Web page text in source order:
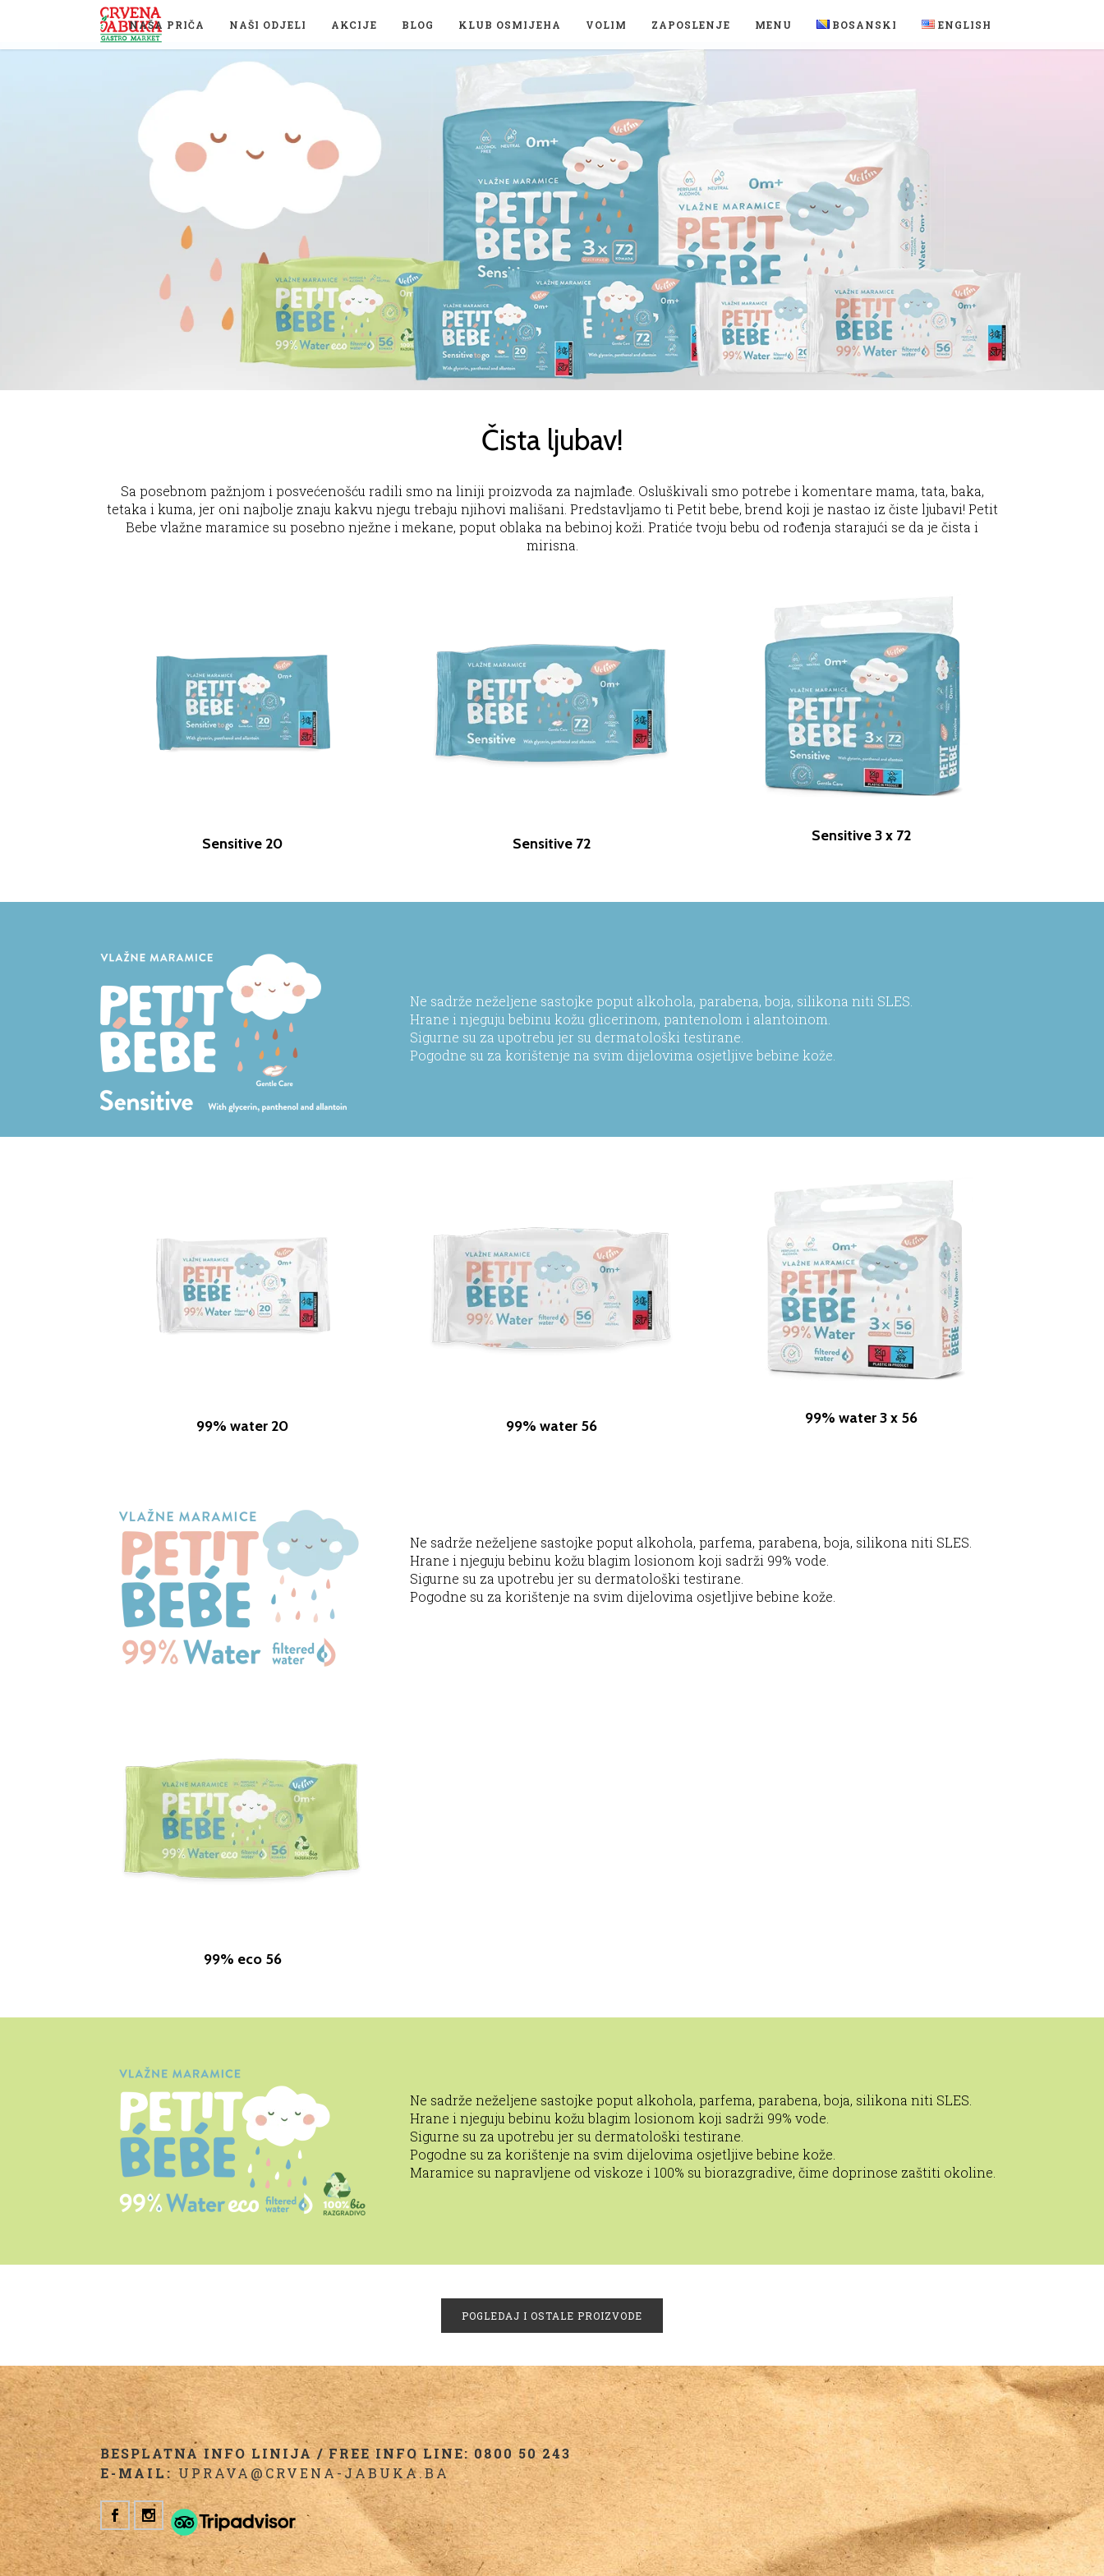
NAŠA PRIČA NAŠI ODJELI AKCIJE BLOG KLUB OSMIJEHA VOLIM ZAPOSLENJE MENU BOSANSKI ENGLISH
Čista ljubav!
Sa posebnom pažnjom i posvećenošću radili smo na liniji proizvoda za najmlađe. Osluškivali smo potrebe i komentare mama, tata, baka,
tetaka i kuma, jer oni najbolje znaju kakvu njegu trebaju njihovi mališani. Predstavljamo ti Petit bebe, brend koji je nastao iz čiste ljubavi! Petit
Bebe vlažne maramice su posebno nježne i mekane, poput oblaka na bebinoj koži. Pratiće tvoju bebu od rođenja starajući se da je čista i
mirisna.
Sensitive 20 Sensitive 72 Sensitive 3 x 72
Ne sadrže neželjene sastojke poput alkohola, parabena, boja, silikona niti SLES.
Hrane i njeguju bebinu kožu glicerinom, pantenolom i alantoinom.
Sigurne su za upotrebu jer su dermatološki testirane.
Pogodne su za korištenje na svim dijelovima osjetljive bebine kože.
99% water 20 99% water 56 99% water 3 x 56
Ne sadrže neželjene sastojke poput alkohola, parfema, parabena, boja, silikona niti SLES.
Hrane i njeguju bebinu kožu blagim losionom koji sadrži 99% vode.
Sigurne su za upotrebu jer su dermatološki testirane.
Pogodne su za korištenje na svim dijelovima osjetljive bebine kože.
99% eco 56
Ne sadrže neželjene sastojke poput alkohola, parfema, parabena, boja, silikona niti SLES.
Hrane i njeguju bebinu kožu blagim losionom koji sadrži 99% vode.
Sigurne su za upotrebu jer su dermatološki testirane.
Pogodne su za korištenje na svim dijelovima osjetljive bebine kože.
Maramice su napravljene od viskoze i 100% su biorazgradive, čime doprinose zaštiti okoline.
POGLEDAJ I OSTALE PROIZVODE
BESPLATNA INFO LINIJA / FREE INFO LINE: 0800 50 243
E-MAIL:UPRAVA@CRVENA-JABUKA.BA